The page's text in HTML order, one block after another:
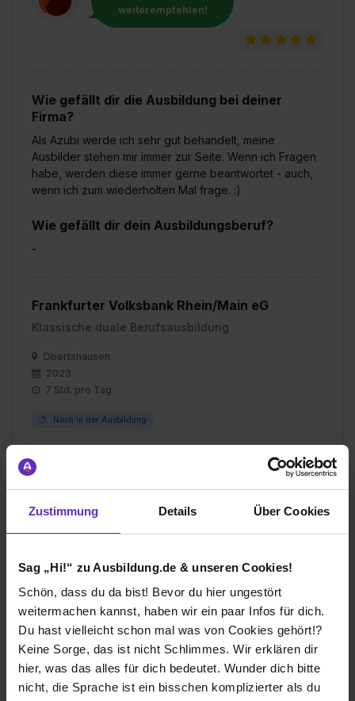
Zustimmung Details Über Cookies
Sag „Hi!“ zu Ausbildung.de & unseren Cookies!
Schön, dass du da bist! Bevor du hier ungestört
weitermachen kannst, haben wir ein paar Infos für dich.
Du hast vielleicht schon mal was von Cookies gehört!?
Keine Sorge, das ist nicht Schlimmes. Wir erklären dir
hier, was das alles für dich bedeutet. Wunder dich bitte
nicht, die Sprache ist ein bisschen komplizierter als du
weiterempfehlen!
Wie gefällt dir die Ausbildung bei deiner
Firma?
Als Azubi werde ich sehr gut behandelt, meine
Ausbilder stehen mir immer zur Seite. Wenn ich Fragen
habe, werden diese immer gerne beantwortet - auch,
wenn ich zum wiederholten Mal frage. :)
Wie gefällt dir dein Ausbildungsberuf?
-
Frankfurter Volksbank Rhein/Main eG
Klassische duale Berufsausbildung
Obertshausen
2023
7 Std. pro Tag
Noch in der Ausbildung
Ich würde diese Firma
weiterempfehlen!
Wie gefällt dir die Ausbildung bei deiner
Durch verschiedene Abteilungseinsätze und den
Besuch mehrerer Filialen habe ich einen sehr guten
Einblick in die vielseitigen Bereiche in einer Bank